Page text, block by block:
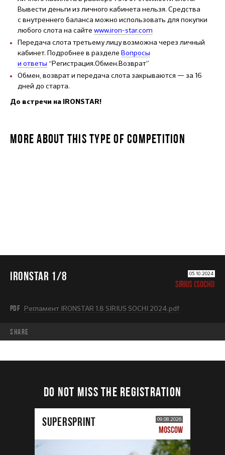
Вывести деньги из личного кабинета нельзя. Средства
с внутреннего баланса можно использовать для покупки
любого слота на сайте www.iron-star.com
Передача слота третьему лицу возможна через личный
кабинет. Подробнее в разделе Вопросы
и ответы “Регистрация.Обмен.Возврат”
Обмен, возврат и передача слота закрываются — за 16
дней до старта.
До встречи на IRONSTAR!
MORE ABOUT THIS TYPE OF COMPETITION
IRONSTAR 1/8 05.10.2024
SIRIUS (SOCHI)
PDF Регламент IRONSTAR 1.8 SIRIUS SOCHI 2024.pdf
share
DO NOT MISS THE REGISTRATION
SUPERSPRINT 09.08.2026
MOSCOW